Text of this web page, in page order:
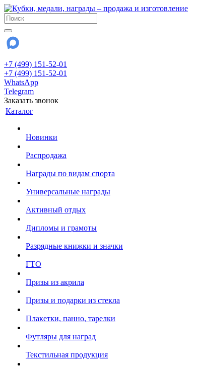
+7 (499) 151-52-01
+7 (499) 151-52-01
WhatsApp
Telegram
Заказать звонок
Каталог
Новинки
Распродажа
Награды по видам спорта
Универсальные награды
Активный отдых
Дипломы и грамоты
Разрядные книжки и значки
ГТО
Призы из акрила
Призы и подарки из стекла
Плакетки, панно, тарелки
Футляры для наград
Текстильная продукция